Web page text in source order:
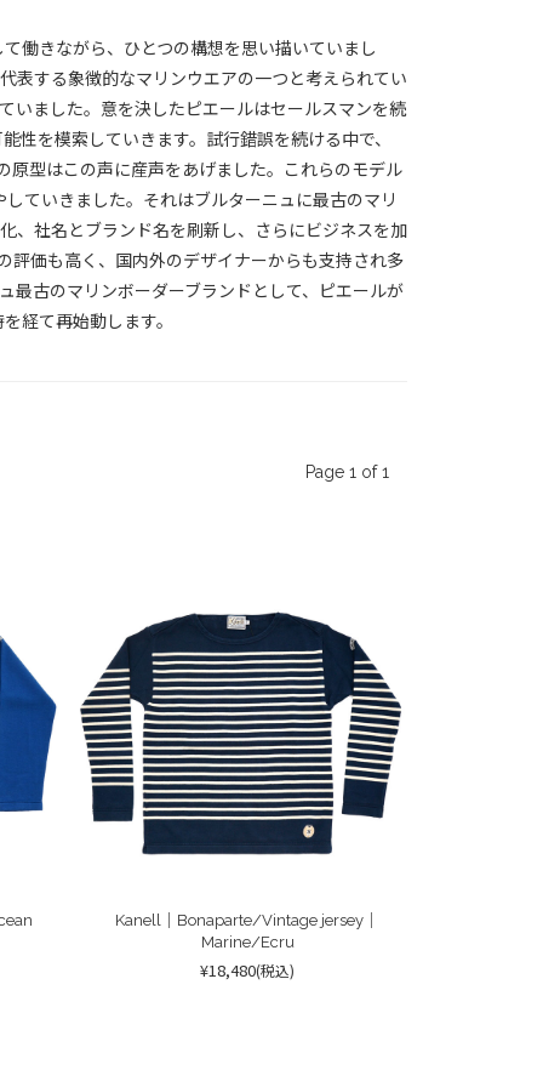
働きながら、ひとつの構想を思い描いていまし
表する象徴的なマリンウエアの一つと考えられてい
いました。意を決したピエールはセールスマンを続
を模索していきます。試行錯誤を続ける中で、
原型はこの声に産声をあげました。これらのモデル
ていきました。それはブルターニュに最古のマリ
、社名とブランド名を刷新し、さらにビジネスを加
評価も高く、国内外のデザイナーからも支持され多
最古のマリンボーダーブランドとして、ピエールが
経て再始動します。
Page 1 of 1
Kanell｜Bonaparte/Vintage jersey｜
Marine/Ecru
¥18,480(税込)